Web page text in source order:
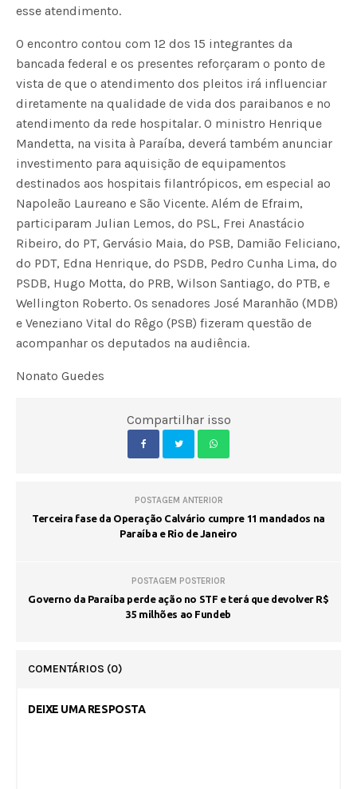
esse atendimento.
O encontro contou com 12 dos 15 integrantes da
bancada federal e os presentes reforçaram o ponto de
vista de que o atendimento dos pleitos irá influenciar
diretamente na qualidade de vida dos paraibanos e no
atendimento da rede hospitalar. O ministro Henrique
Mandetta, na visita à Paraíba, deverá também anunciar
investimento para aquisição de equipamentos
destinados aos hospitais filantrópicos, em especial ao
Napoleão Laureano e São Vicente. Além de Efraim,
participaram Julian Lemos, do PSL, Frei Anastácio
Ribeiro, do PT, Gervásio Maia, do PSB, Damião Feliciano,
do PDT, Edna Henrique, do PSDB, Pedro Cunha Lima, do
PSDB, Hugo Motta, do PRB, Wilson Santiago, do PTB, e
Wellington Roberto. Os senadores José Maranhão (MDB)
e Veneziano Vital do Rêgo (PSB) fizeram questão de
acompanhar os deputados na audiência.
Nonato Guedes
Compartilhar isso
POSTAGEM ANTERIOR
Terceira fase da Operação Calvário cumpre 11 mandados na
Paraíba e Rio de Janeiro
POSTAGEM POSTERIOR
Governo da Paraíba perde ação no STF e terá que devolver R$
35 milhões ao Fundeb
COMENTÁRIOS (0)
DEIXE UMA RESPOSTA